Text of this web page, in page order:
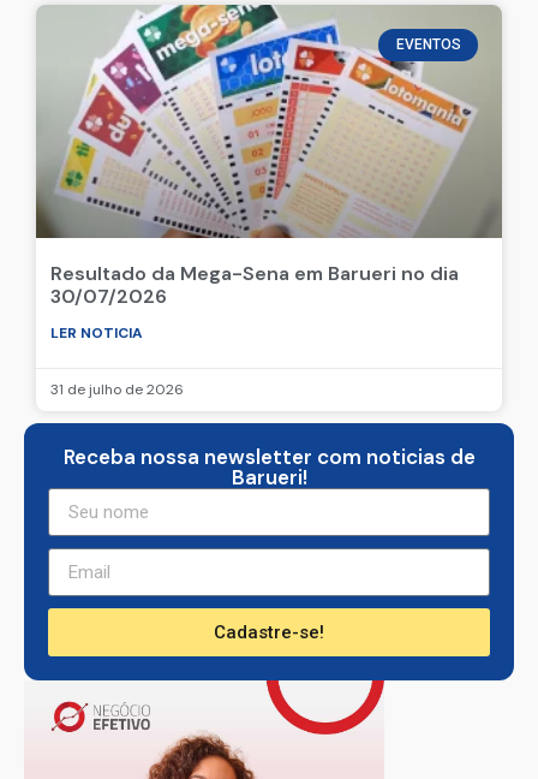
EVENTOS
Resultado da Mega-Sena em Barueri no dia
30/07/2026
LER NOTICIA
31 de julho de 2026
Receba nossa newsletter com noticias de
Barueri!
Cadastre-se!